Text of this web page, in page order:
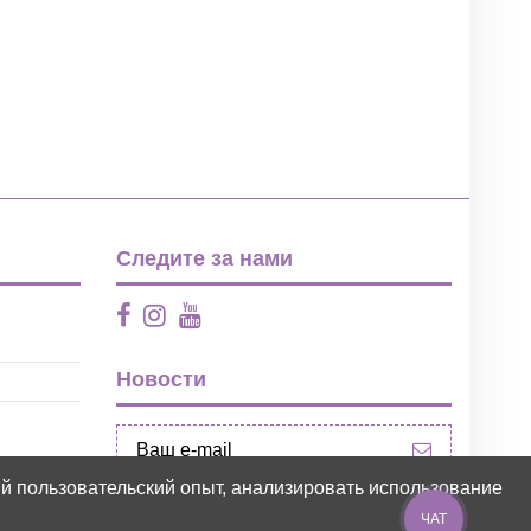
Следите за нами
Новости
опыт, анализировать использование
ЧАТ